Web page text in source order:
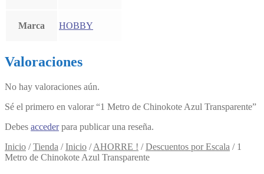
Marca HOBBY
Valoraciones
No hay valoraciones aún.
Sé el primero en valorar “1 Metro de Chinokote Azul Transparente”
Debes accederpara publicar una reseña.
Inicio /Tienda /Inicio /AHORRE ! /Descuentos por Escala / 1
Metro de Chinokote Azul Transparente